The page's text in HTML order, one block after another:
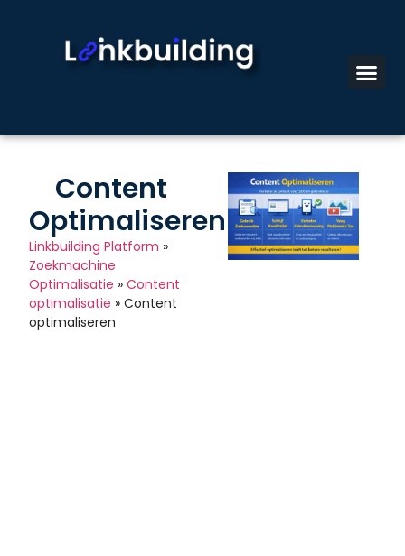
Content
Optimaliseren
Linkbuilding Platform »
Zoekmachine
Optimalisatie »Content
optimalisatie »Content
optimaliseren